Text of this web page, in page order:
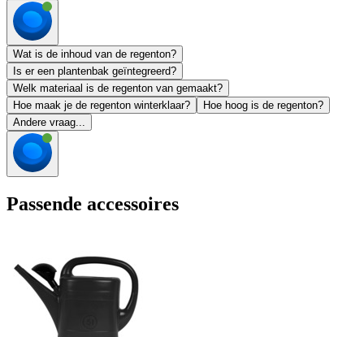
Wat is de inhoud van de regenton?
Is er een plantenbak geïntegreerd?
Welk materiaal is de regenton van gemaakt?
Hoe maak je de regenton winterklaar?
Hoe hoog is de regenton?
Andere vraag...
Passende accessoires